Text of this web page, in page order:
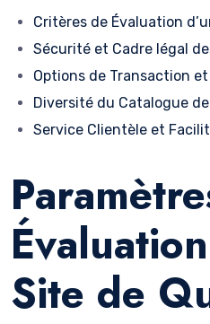
Critères de Évaluation
Sécurité et Cadre légal
Options de Transaction
Diversité du Catalogue
Service Clientèle et
Site de